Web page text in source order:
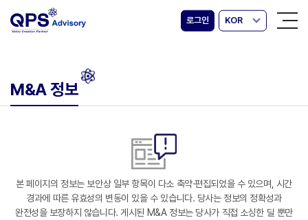
로그인 KOR
M&A 정보
본 페이지의 정보는 보안상 일부 항목이 다소 축약·편집되었을 수 있으며, 시간
경과에 따른 유효성의 변동이 있을 수 있습니다. 당사는 정보의 정확성과
완전성을 보장하지 않습니다. 게시된 M&A 정보는 당사가 직접 소싱한 딜 뿐만